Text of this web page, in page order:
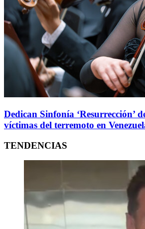
Dedican Sinfonía ‘Resurrección’
víctimas del terremoto en
TENDENCIAS